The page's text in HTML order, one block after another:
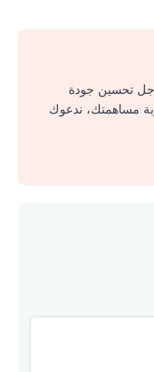
أجل تحسين جودة
مساهمتك، ندعوك